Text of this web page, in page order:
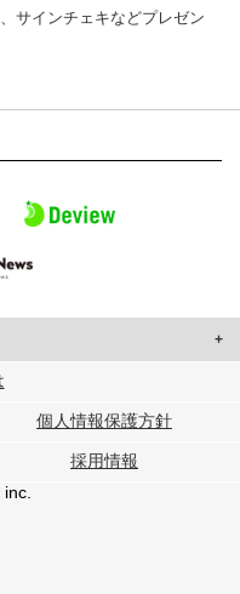
サインチェキなどプレゼン
に合わせたコンテンツや広告の
ーに提供しています。
トナーに提供した他の情報や、
ときに収集した他の情報を組み
個人情報保護方針
採用情報